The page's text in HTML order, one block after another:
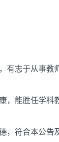
有志于从事
，能胜任学科
，符合本公告